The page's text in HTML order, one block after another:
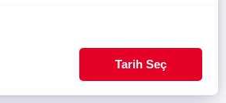
Tarih Seç